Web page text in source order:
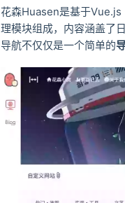
花森Huasen是基于
理模块组成，内容涵盖了
导航不仅仅是一个简单的